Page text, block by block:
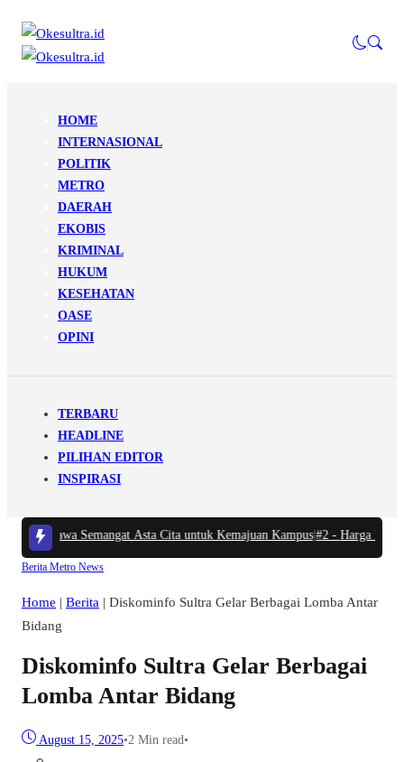
HOME
INTERNASIONAL
POLITIK
METRO
DAERAH
EKOBIS
KRIMINAL
HUKUM
KESEHATAN
OASE
OPINI
TERBARU
HEADLINE
PILIHAN EDITOR
INSPIRASI
Bawa Semangat Asta Cita untuk Kemajuan Kampus|#2 -Harga BBM
Berita Metro News
Home | Berita | Diskominfo Sultra Gelar Berbagai Lomba Antar
Bidang
Diskominfo Sultra Gelar Berbagai
Lomba Antar Bidang
August 15, 2025•2 Min read•